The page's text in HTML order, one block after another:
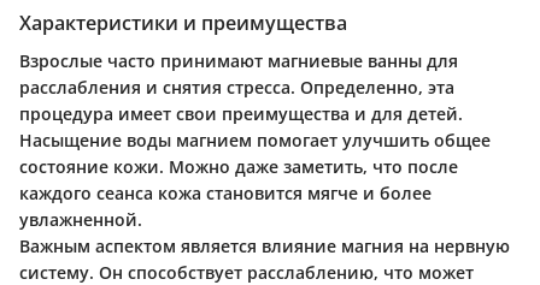
Характеристики и преимущества
Взрослые часто принимают магниевые ванны для
расслабления и снятия стресса. Определенно, эта
процедура имеет свои преимущества и для детей.
Насыщение воды магнием помогает улучшить общее
состояние кожи. Можно даже заметить, что после
каждого сеанса кожа становится мягче и более
увлажненной.
Важным аспектом является влияние магния на нервную
систему. Он способствует расслаблению, что может